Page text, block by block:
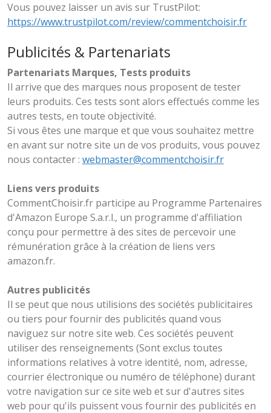
Vous pouvez laisser un avis sur TrustPilot:
https://www.trustpilot.com/review/commentchoisir.fr
Publicités & Partenariats
Partenariats Marques, Tests produits
Il arrive que des marques nous proposent de tester
leurs produits. Ces tests sont alors effectués comme les
autres tests, en toute objectivité.
Si vous êtes une marque et que vous souhaitez mettre
en avant sur notre site un de vos produits, vous pouvez
nous contacter : webmaster@commentchoisir.fr
Liens vers produits
CommentChoisir.fr participe au Programme Partenaires
d'Amazon Europe S.a.r.l., un programme d'affiliation
conçu pour permettre à des sites de percevoir une
rémunération grâce à la création de liens vers
amazon.fr.
Autres publicités
Il se peut que nous utilisions des sociétés publicitaires
ou tiers pour fournir des publicités quand vous
naviguez sur notre site web. Ces sociétés peuvent
utiliser des renseignements (Sont exclus toutes
informations relatives à votre identité, nom, adresse,
courrier électronique ou numéro de téléphone) durant
votre navigation sur ce site web et sur d'autres sites
web pour qu'ils puissent vous fournir des publicités en